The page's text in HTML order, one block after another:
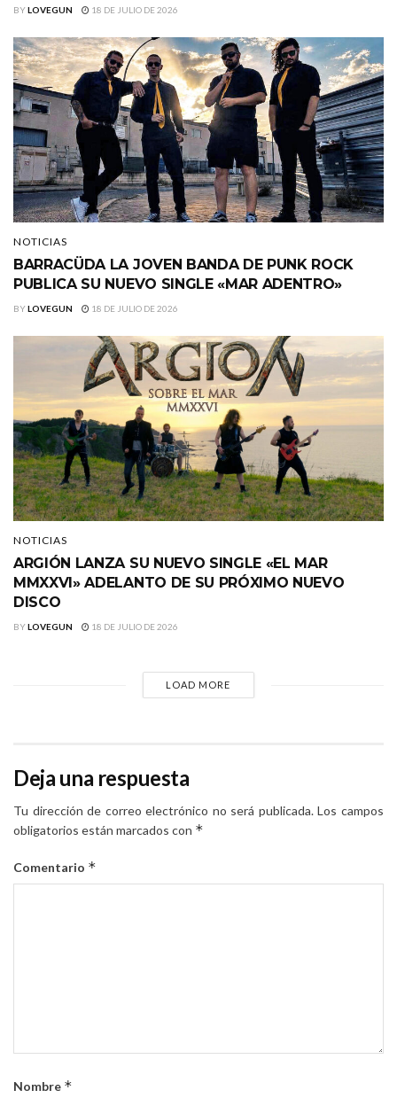
BYLOVEGUN 18 DE JULIO DE 2026
NOTICIAS
BARRACÜDA LA JOVEN BANDA DE PUNK ROCK
PUBLICA SU NUEVO SINGLE «MAR ADENTRO»
BYLOVEGUN 18 DE JULIO DE 2026
NOTICIAS
ARGIÓN LANZA SU NUEVO SINGLE «EL MAR
MMXXVI» ADELANTO DE SU PRÓXIMO NUEVO
DISCO
BYLOVEGUN 18 DE JULIO DE 2026
LOAD MORE
Deja una respuesta
Tu dirección de correo electrónico no será publicada. Los campos
obligatorios están marcados con *
Comentario *
Nombre *